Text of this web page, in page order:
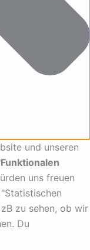
und unseren
uns freuen
zu sehen, ob wir
Du